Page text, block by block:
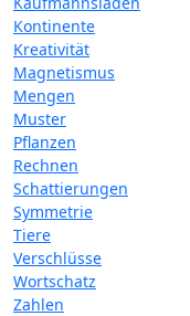
Kontinente
Kreativität
Magnetismus
Mengen
Muster
Pflanzen
Rechnen
Schattierungen
Symmetrie
Tiere
Verschlüsse
Wortschatz
Zahlen